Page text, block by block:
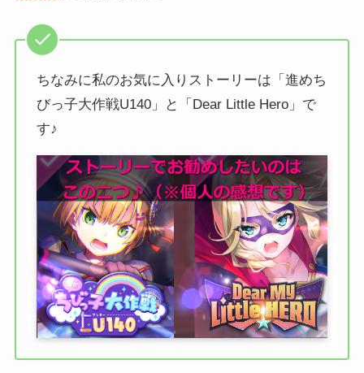
ちなみに私のお気に入りストーリーは「進めち
びっ子大作戦U140」と「Dear Little Hero」で
す♪